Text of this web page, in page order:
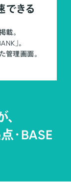
きる
載。
」。
管理画面。
・BASE